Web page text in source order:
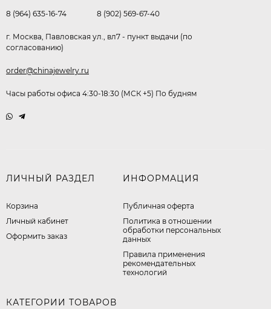
8 (964) 635-16-74 8 (902) 569-67-40
г. Москва, Павловская ул., вл7 - пункт выдачи (по
согласованию)
order@chinajewelry.ru
Часы работы офиса 4:30-18:30 (МСК +5) По будням
ЛИЧНЫЙ РАЗДЕЛ
Корзина
Личный кабинет
Оформить заказ
ИНФОРМАЦИЯ
Публичная оферта
​Политика в отношении
обработки персональных
данных
Правила применения
рекомендательных
технологий
КАТЕГОРИИ ТОВАРОВ